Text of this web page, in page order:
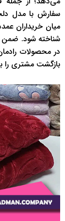
سفارش با مدل
میان خریداران
شناخته شود. ضمن
در محصولات
بازگشت مشتری را